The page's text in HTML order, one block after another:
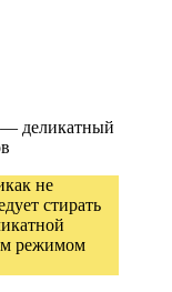
— деликатный
не
стирать
режимом